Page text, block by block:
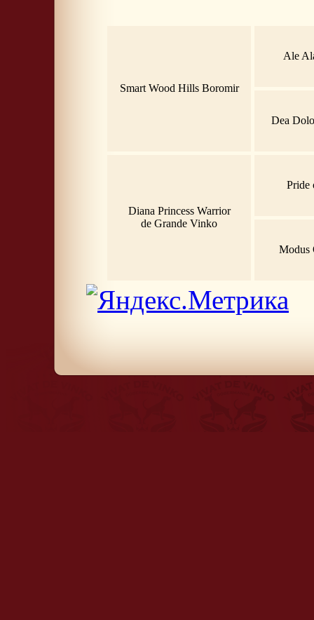
Smart Wood Hills Boromir
Ale
Dea
Diana Princess Warrior
de Grande Vinko
Pride
Modus